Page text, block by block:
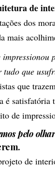
de
dos
mais
que
que
é satisfatória
de
pelo
de